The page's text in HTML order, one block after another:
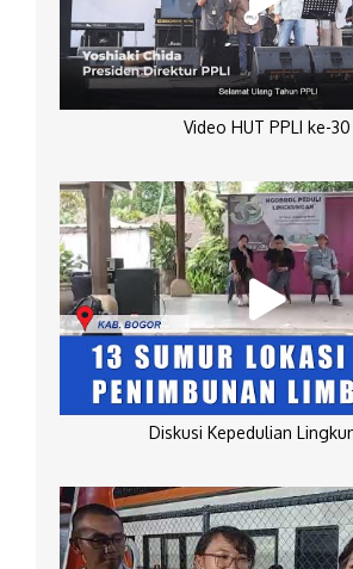
Video HUT PPLI ke-30
Diskusi Kepedulian